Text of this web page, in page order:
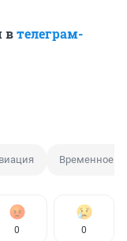
втелеграм-
Временное
0 0